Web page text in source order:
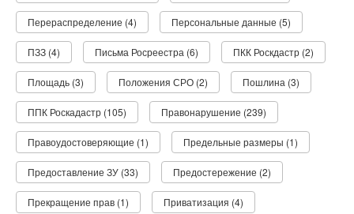
Перераспределение (4) Персональные данные (5)
ПЗЗ (4) Письма Росреестра (6) ПКК Роскдастр (2)
Площадь (3) Положения СРО (2) Пошлина (3)
ППК Роскадастр (105) Правонарушение (239)
Правоудостоверяющие (1) Предельные размеры (1)
Предоставление ЗУ (33) Предостережение (2)
Прекращение прав (1) Приватизация (4)